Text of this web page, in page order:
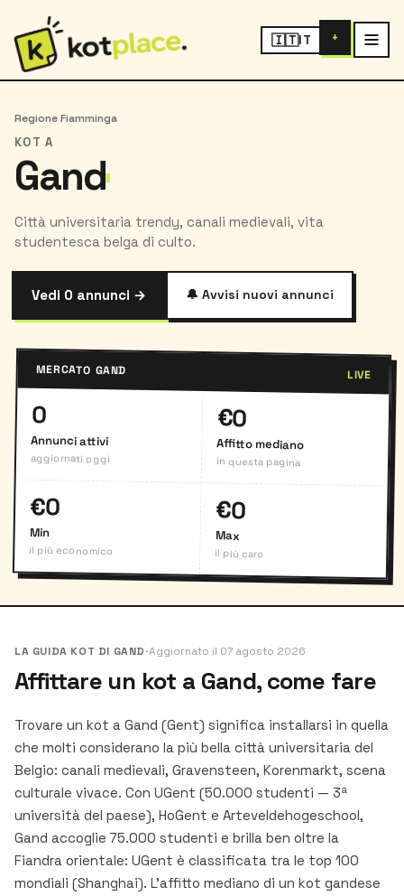
🇮🇹IT +
Regione Fiamminga
KOT A
Gand
Città universitaria trendy, canali medievali, vita
studentesca belga di culto.
Vedi 0 annunci → 🔔 Avvisi nuovi annunci
MERCATO GAND LIVE
0
Annunci attivi
aggiornati oggi
€0
Affitto mediano
in questa pagina
€0
Min
il più economico
€0
Max
il più caro
LA GUIDA KOT DI GAND·Aggiornato il 07 agosto 2026
Affittare un kot a Gand, come fare
Trovare un kot a Gand (Gent) significa installarsi in quella
che molti considerano la più bella città universitaria del
Belgio: canali medievali, Gravensteen, Korenmarkt, scena
culturale vivace. Con UGent (50.000 studenti — 3ª
università del paese), HoGent e Arteveldehogeschool,
Gand accoglie 75.000 studenti e brilla ben oltre la
Fiandra orientale: UGent è classificata tra le top 100
mondiali (Shanghai). L'affitto mediano di un kot gandese